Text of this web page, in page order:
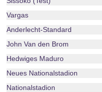
Vargas
Anderlecht-Standard
John Van den Brom
Hedwiges Maduro
Neues Nationalstadion
Nationalstadion